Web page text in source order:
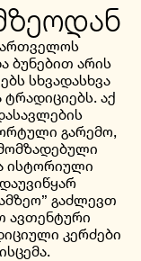
ბუნებით არის
სხვადასხვა
აქ
გარემო,
ისტორიული
გაძლევთ
ავთენტური
კერძები